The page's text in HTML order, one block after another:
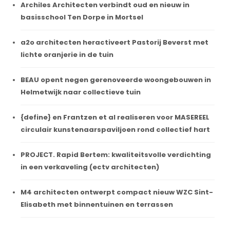
Archiles Architecten verbindt oud en nieuw in
basisschool Ten Dorpe in Mortsel
a2o architecten heractiveert Pastorij Beverst met
lichte oranjerie in de tuin
BEAU opent negen gerenoveerde woongebouwen in
Helmetwijk naar collectieve tuin
{define} en Frantzen et al realiseren voor MASEREEL
circulair kunstenaarspaviljoen rond collectief hart
PROJECT. Rapid Bertem: kwaliteitsvolle verdichting
in een verkaveling (ectv architecten)
M4 architecten ontwerpt compact nieuw WZC Sint-
Elisabeth met binnentuinen en terrassen